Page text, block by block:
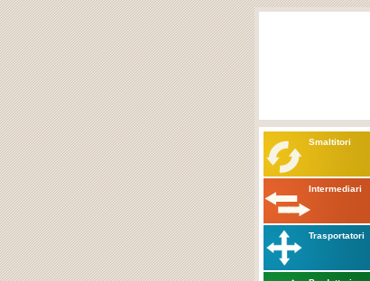
Smaltitori
Intermediari
Trasportatori